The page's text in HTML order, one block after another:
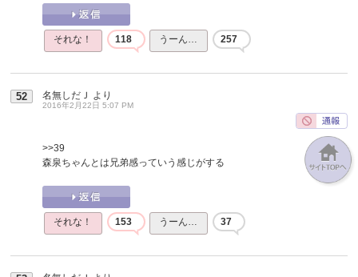
それな！ 118 うーん… 257
52 名無しだＪ より
2016年2月22日 5:07 PM
>>39
森泉ちゃんとは兄弟感っていう感じがする
それな！ 153 うーん… 37